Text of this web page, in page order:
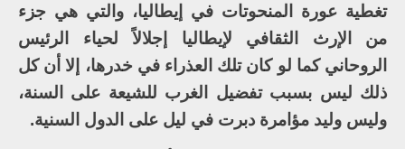
تغطية عورة المنحوتات في إيطاليا، والتي هي جزء
من الإرث الثقافي لإيطاليا إجلالاً لحياء الرئيس
الروحاني كما لو كان تلك العذراء في خدرها، إلا أن كل
ذلك ليس بسبب تفضيل الغرب للشيعة على السنة،
وليس وليد مؤامرة دبرت في ليل على الدول السنية.